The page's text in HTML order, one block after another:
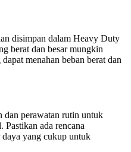
disimpan dalam Heavy Duty
berat dan besar mungkin
menahan beban berat dan
dan perawatan rutin untuk
Pastikan ada rencana
daya yang cukup untuk